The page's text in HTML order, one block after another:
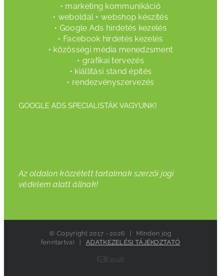
• marketing kommunikáció
• weboldal + webshop készítés
• Google Ads hirdetés kezelés
• Facebook hirdetés kezelés
• közösségi média menedzsment
• grafikai tervezés
• kiállítási stand építés
• rendezvényszervezés
GOOGLE ADS SPECIALISTÁK VAGYUNK!
Az oldalon közzétett tartalmak szerzői jogi
védelem alatt állnak!
© Copyright 2017 -2026 | Minden jog
fenntartva! |ADATKEZELÉSI TÁJÉKOZTATÓ
Email